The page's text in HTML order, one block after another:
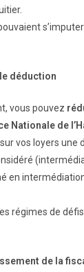
déduction
vous pouvez
Nationale de
vos loyers
en
régimes de
de la